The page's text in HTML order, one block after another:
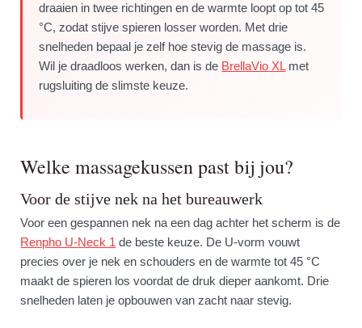
draaien in twee richtingen en de warmte loopt op tot 45
°C, zodat stijve spieren losser worden. Met drie
snelheden bepaal je zelf hoe stevig de massage is.
Wil je draadloos werken, dan is de BrellaVio XL met
rugsluiting de slimste keuze.
Welke massagekussen past bij jou?
Voor de stijve nek na het bureauwerk
Voor een gespannen nek na een dag achter het scherm is de
Renpho U-Neck 1 de beste keuze. De U-vorm vouwt
precies over je nek en schouders en de warmte tot 45 °C
maakt de spieren los voordat de druk dieper aankomt. Drie
snelheden laten je opbouwen van zacht naar stevig.